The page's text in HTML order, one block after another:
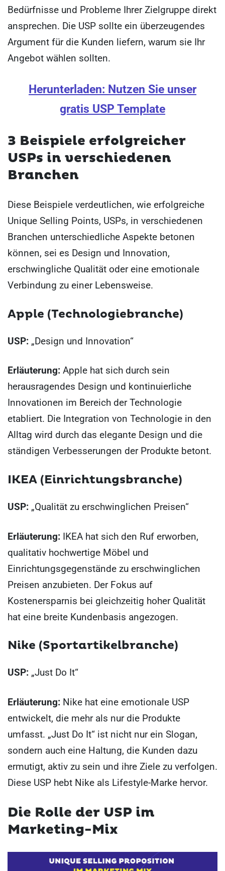
Bedürfnisse und Probleme Ihrer Zielgruppe direkt
ansprechen. Die USP sollte ein überzeugendes
Argument für die Kunden liefern, warum sie Ihr
Angebot wählen sollten.
Herunterladen: Nutzen Sie unser
gratis USP Template
3 Beispiele erfolgreicher
USPs in verschiedenen
Branchen
Diese Beispiele verdeutlichen, wie erfolgreiche
Unique Selling Points, USPs, in verschiedenen
Branchen unterschiedliche Aspekte betonen
können, sei es Design und Innovation,
erschwingliche Qualität oder eine emotionale
Verbindung zu einer Lebensweise.
Apple (Technologiebranche)
USP: „Design und Innovation“
Erläuterung: Apple hat sich durch sein
herausragendes Design und kontinuierliche
Innovationen im Bereich der Technologie
etabliert. Die Integration von Technologie in den
Alltag wird durch das elegante Design und die
ständigen Verbesserungen der Produkte betont.
IKEA (Einrichtungsbranche)
USP: „Qualität zu erschwinglichen Preisen“
Erläuterung: IKEA hat sich den Ruf erworben,
qualitativ hochwertige Möbel und
Einrichtungsgegenstände zu erschwinglichen
Preisen anzubieten. Der Fokus auf
Kostenersparnis bei gleichzeitig hoher Qualität
hat eine breite Kundenbasis angezogen.
Nike (Sportartikelbranche)
USP: „Just Do It“
Erläuterung: Nike hat eine emotionale USP
entwickelt, die mehr als nur die Produkte
umfasst. „Just Do It“ ist nicht nur ein Slogan,
sondern auch eine Haltung, die Kunden dazu
ermutigt, aktiv zu sein und ihre Ziele zu verfolgen.
Diese USP hebt Nike als Lifestyle-Marke hervor.
Die Rolle der USP im
Marketing-Mix